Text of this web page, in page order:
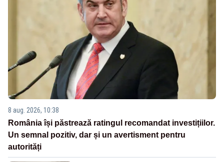
8 aug. 2026, 10:38
România își păstrează ratingul recomandat investițiilor.
Un semnal pozitiv, dar și un avertisment pentru
autorități